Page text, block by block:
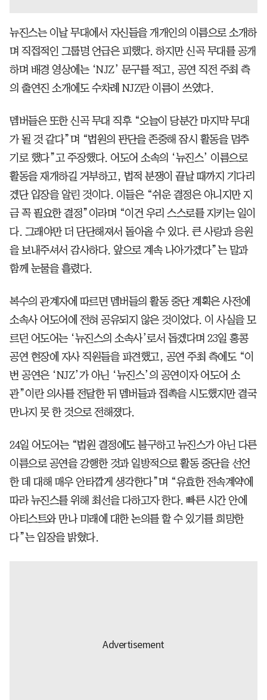
뉴진스는 이날 무대에서 자신들을 개개인의 이름으로 소개하
며 직접적인 그룹명 언급은 피했다. 하지만 신곡 무대를 공개
하며 배경 영상에는 ‘NJZ’ 문구를 적고, 공연 직전 주최 측
의 출연진 소개에도 수차례 NJZ란 이름이 쓰였다.
멤버들은 또한 신곡 무대 직후 “오늘이 당분간 마지막 무대
가 될 것 같다”며 “법원의 판단을 존중해 잠시 활동을 멈추
기로 했다”고 주장했다. 어도어 소속의 ‘뉴진스’ 이름으로
활동을 재개하길 거부하고, 법적 분쟁이 끝날 때까지 기다리
겠단 입장을 알린 것이다. 이들은 “쉬운 결정은 아니지만 지
금 꼭 필요한 결정”이라며 “이건 우리 스스로를 지키는 일이
다. 그래야만 더 단단해져서 돌아올 수 있다. 큰 사랑과 응원
을 보내주셔서 감사하다. 앞으로 계속 나아가겠다”는 말과
함께 눈물을 흘렸다.
복수의 관계자에 따르면 멤버들의 활동 중단 계획은 사전에
소속사 어도어에 전혀 공유되지 않은 것이었다. 이 사실을 모
르던 어도어는 ‘뉴진스의 소속사’로서 돕겠다며 23일 홍콩
공연 현장에 자사 직원들을 파견했고, 공연 주최 측에도 “이
번 공연은 ‘NJZ’가 아닌 ‘뉴진스’의 공연이자 어도어 소
관”이란 의사를 전달한 뒤 멤버들과 접촉을 시도했지만 결국
만나지 못 한 것으로 전해졌다.
24일 어도어는 “법원 결정에도 불구하고 뉴진스가 아닌 다른
이름으로 공연을 강행한 것과 일방적으로 활동 중단을 선언
한 데 대해 매우 안타깝게 생각한다”며 “유효한 전속계약에
따라 뉴진스를 위해 최선을 다하고자 한다. 빠른 시간 안에
아티스트와 만나 미래에 대한 논의를 할 수 있기를 희망한
다”는 입장을 밝혔다.